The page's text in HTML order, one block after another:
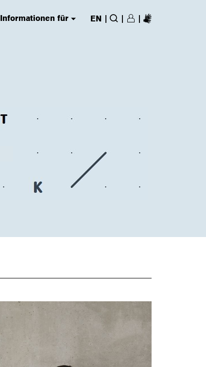
Informationen für
(has submenu) EN | Suche
| Login/Register
|